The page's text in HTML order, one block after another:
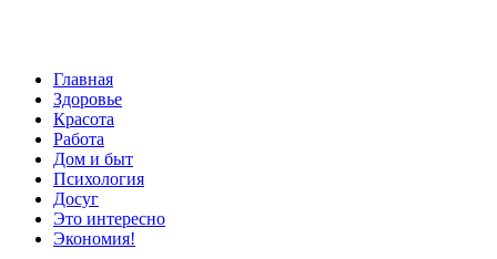
Главная
Здоровье
Красота
Работа
Дом и быт
Психология
Досуг
Это интересно
Экономия!